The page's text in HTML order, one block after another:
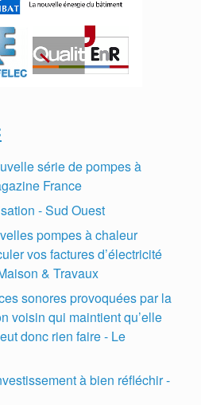
série de pompes à
France
- Sud Ouest
pompes à chaleur
vos factures d’électricité
& Travaux
sonores provoquées par la
voisin qui maintient qu’elle
donc rien faire - Le
à bien réfléchir -